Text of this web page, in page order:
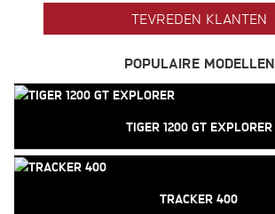
TEVREDEN KLANTEN
POPULAIRE MODELLEN
TIGER 1200 GT EXPLORER
TRACKER 400